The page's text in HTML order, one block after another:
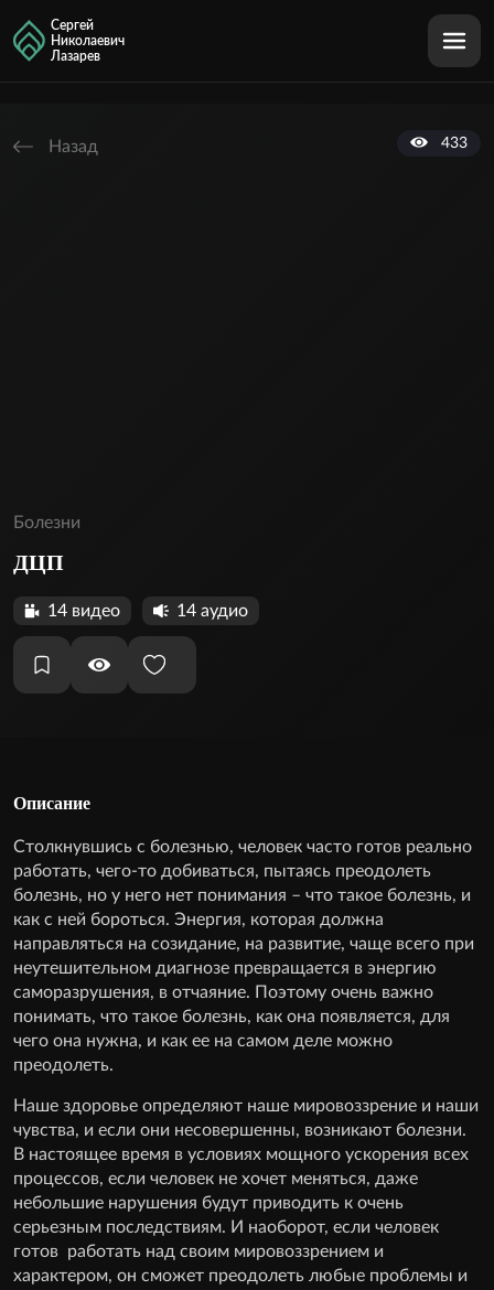
Сергей
Николаевич
Лазарев
Назад 433
Болезни
ДЦП
14 видео 14 аудио
Описание
Столкнувшись с болезнью, человек часто готов реально
работать, чего-то добиваться, пытаясь преодолеть
болезнь, но у него нет понимания – что такое болезнь, и
как с ней бороться. Энергия, которая должна
направляться на созидание, на развитие, чаще всего при
неутешительном диагнозе превращается в энергию
саморазрушения, в отчаяние. Поэтому очень важно
понимать, что такое болезнь, как она появляется, для
чего она нужна, и как ее на самом деле можно
преодолеть.
Наше здоровье определяют наше мировоззрение и наши
чувства, и если они несовершенны, возникают болезни.
В настоящее время в условиях мощного ускорения всех
процессов, если человек не хочет меняться, даже
небольшие нарушения будут приводить к очень
серьезным последствиям. И наоборот, если человек
готов работать над своим мировоззрением и
характером, он сможет преодолеть любые проблемы и